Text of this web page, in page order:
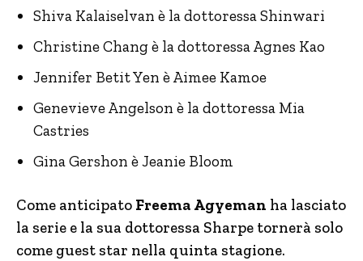
Shiva Kalaiselvan è la dottoressa Shinwari
Christine Chang è la dottoressa Agnes Kao
Jennifer Betit Yen è Aimee Kamoe
Genevieve Angelson è la dottoressa Mia
Castries
Gina Gershon è Jeanie Bloom
Come anticipato Freema Agyeman ha lasciato
la serie e la sua dottoressa Sharpe tornerà solo
come guest star nella quinta stagione.